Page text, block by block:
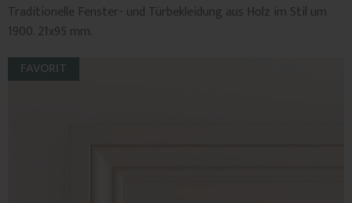
Traditionelle Fenster- und Türbekleidung aus Holz im Stil um
1900. 21x95 mm.
FAVORIT